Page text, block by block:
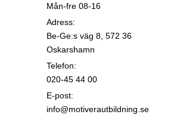
Mån-fre 08-16
Adress:
Be-Ge:s väg 8, 572 36
Oskarshamn
Telefon:
020-45 44 00
E-post:
info@motiverautbildning.se